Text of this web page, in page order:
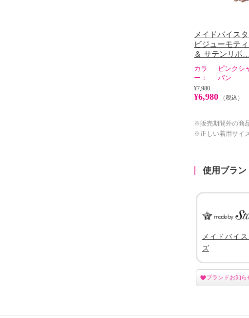
メイドバイス
ビジューモテ
＆ サテンリボ
カラ
ー：
ピンクシ
パン
¥7,980
¥6,980 （税込）
※販売期間外の商
※正しい着用サイ
使用ブラン
メイドバイス
ズ
ブランドお知ら